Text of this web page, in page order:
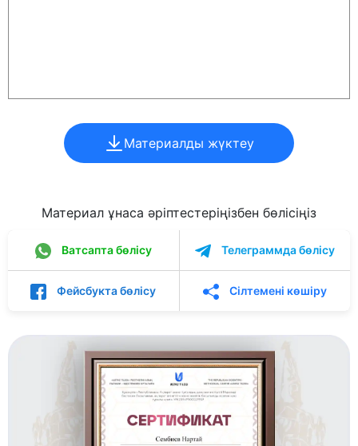
Материалды жүктеу
Материал ұнаса әріптестеріңізбен бөлісіңіз
Ватсапта бөлісу Телеграммда бөлісу
Фейсбукта бөлісу Сілтемені көшіру